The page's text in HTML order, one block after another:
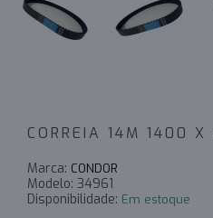
CORREIA 14M 1400 X
Marca: CONDOR
Modelo: 34961
Disponibilidade: Em estoque